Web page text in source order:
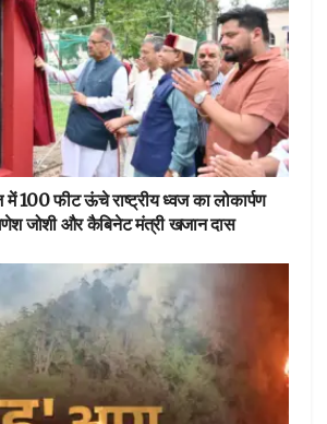
100 फीट ऊंचे राष्ट्रीय ध्वज का लोकार्पण
जोशी और कैबिनेट मंत्री खजान दास